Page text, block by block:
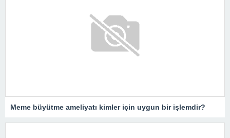
Meme büyütme ameliyatı kimler için uygun bir işlemdir?